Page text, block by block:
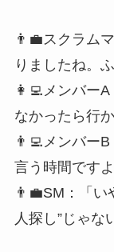
👨‍💼スクラム
りましたね。
👩‍💻メンバー
なかったら行
👨‍💻メンバー
言う時間ですよ
👨‍💼SM：「
人探し”じゃな